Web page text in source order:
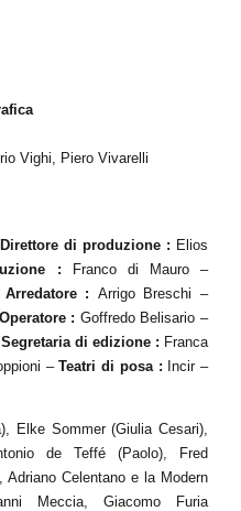
Vighi, Piero Vivarelli
Direttore di produzione : Elios
: Franco di Mauro –
Arredatore : Arrigo Breschi –
Operatore : Goffredo Belisario –
Segretaria di edizione : Franca
–Teatri di posa : Incir –
Elke Sommer (Giulia Cesari),
de Teffé (Paolo), Fred
Celentano e la Modern
Meccia, Giacomo Furia